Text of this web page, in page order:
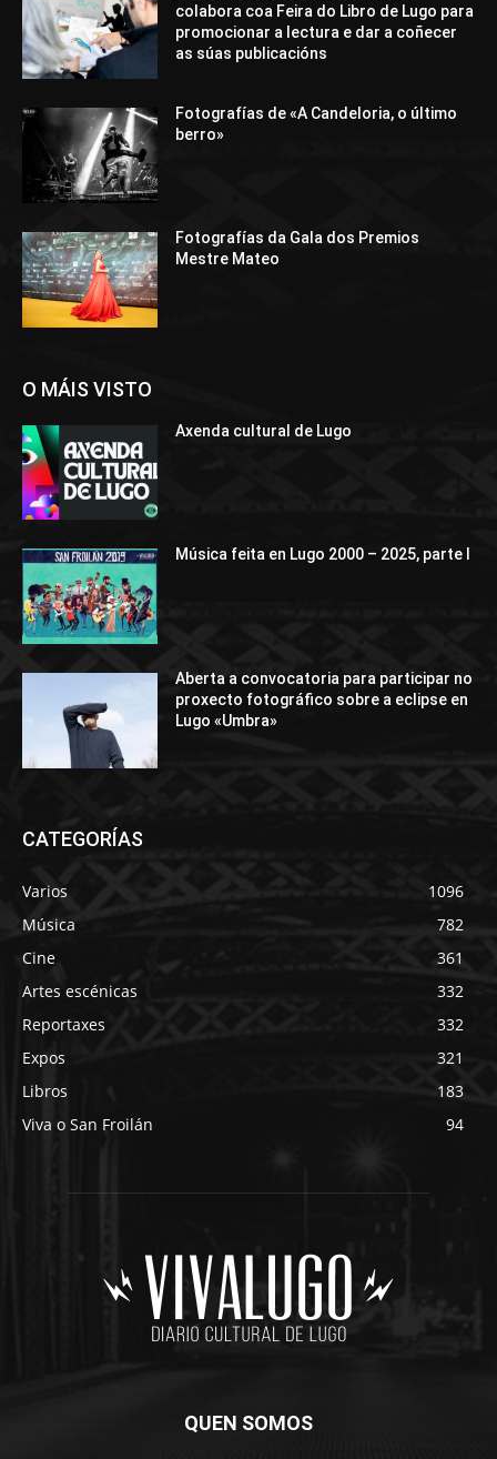
colabora coa Feira do Libro de Lugo para
promocionar a lectura e dar a coñecer
as súas publicacións
Fotografías de «A Candeloria, o último
berro»
Fotografías da Gala dos Premios
Mestre Mateo
O MÁIS VISTO
Axenda cultural de Lugo
Música feita en Lugo 2000 – 2025, parte I
Aberta a convocatoria para participar no
proxecto fotográfico sobre a eclipse en
Lugo «Umbra»
CATEGORÍAS
Varios
1096
Música
782
Cine
361
Artes escénicas
332
Reportaxes
332
Expos
321
Libros
183
Viva o San Froilán
94
QUEN SOMOS